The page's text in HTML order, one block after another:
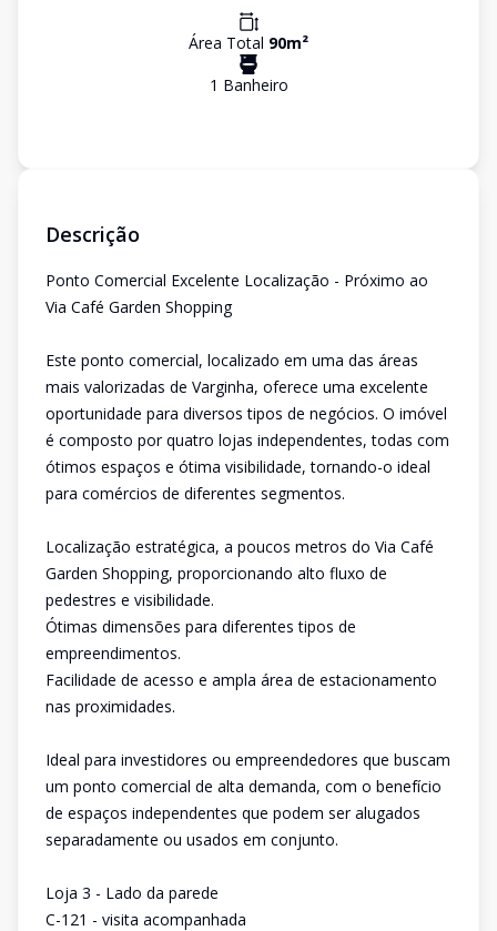
Área Total 90m²
1 Banheiro
Descrição
Ponto Comercial Excelente Localização - Próximo ao
Via Café Garden Shopping
Este ponto comercial, localizado em uma das áreas
mais valorizadas de Varginha, oferece uma excelente
oportunidade para diversos tipos de negócios. O imóvel
é composto por quatro lojas independentes, todas com
ótimos espaços e ótima visibilidade, tornando-o ideal
para comércios de diferentes segmentos.
Localização estratégica, a poucos metros do Via Café
Garden Shopping, proporcionando alto fluxo de
pedestres e visibilidade.
Ótimas dimensões para diferentes tipos de
empreendimentos.
Facilidade de acesso e ampla área de estacionamento
nas proximidades.
Ideal para investidores ou empreendedores que buscam
um ponto comercial de alta demanda, com o benefício
de espaços independentes que podem ser alugados
separadamente ou usados em conjunto.
Loja 3 - Lado da parede
C-121 - visita acompanhada